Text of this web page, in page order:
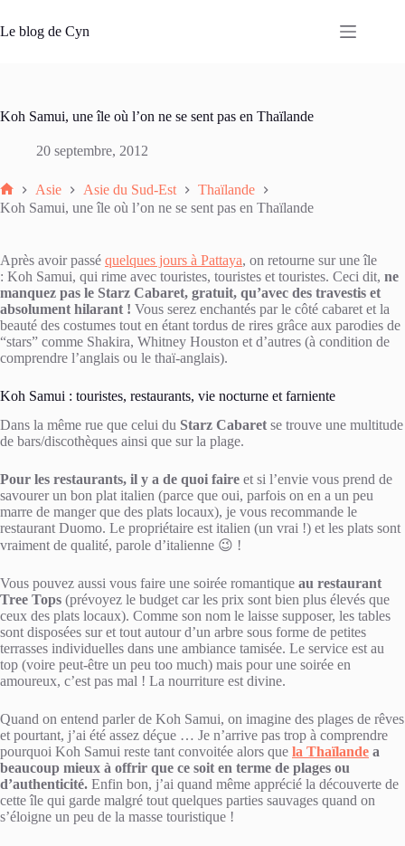
au
contenu
Le blog de Cyn
Koh Samui, une île où l’on ne se sent pas en Thaïlande
20 septembre, 2012
Accueil
Asie Asie du Sud-Est
Thaïlande
Koh Samui, une île où l’on ne se sent pas en Thaïlande
Après avoir passé quelques jours à Pattaya, on retourne sur une île
: Koh Samui, qui rime avec touristes, touristes et touristes. Ceci dit, ne
manquez pas le Starz Cabaret, gratuit, qu’avec des travestis et
absolument hilarant ! Vous serez enchantés par le côté cabaret et la
beauté des costumes tout en étant tordus de rires grâce aux parodies de
“stars” comme Shakira, Whitney Houston et d’autres (à condition de
comprendre l’anglais ou le thaï-anglais).
Koh Samui : touristes, restaurants, vie nocturne et farniente
Dans la même rue que celui du Starz Cabaretse trouve une multitude
de bars/discothèques ainsi que sur la plage.
Pour les restaurants, il y a de quoi faire et si l’envie vous prend de
savourer un bon plat italien (parce que oui, parfois on en a un peu
marre de manger que des plats locaux), je vous recommande le
restaurant Duomo. Le propriétaire est italien (un vrai !) et les plats sont
vraiment de qualité, parole d’italienne 😉 !
Vous pouvez aussi vous faire une soirée romantique au restaurant
Tree Tops (prévoyez le budget car les prix sont bien plus élevés que
ceux des plats locaux). Comme son nom le laisse supposer, les tables
sont disposées sur et tout autour d’un arbre sous forme de petites
terrasses individuelles dans une ambiance tamisée. Le service est au
top (voire peut-être un peu too much) mais pour une soirée en
amoureux, c’est pas mal ! La nourriture est divine.
Quand on entend parler de Koh Samui, on imagine des plages de rêves
et pourtant, j’ai été assez déçue … Je n’arrive pas trop à comprendre
pourquoi Koh Samui reste tant convoitée alors que la Thaïlande a
beaucoup mieux à offrir que ce soit en terme de plages ou
d’authenticité. Enfin bon, j’ai quand même apprécié la découverte de
cette île qui garde malgré tout quelques parties sauvages quand on
s’éloigne un peu de la masse touristique !